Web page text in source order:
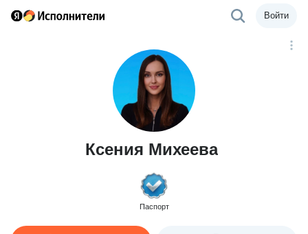
Войти
Ксения Михеева
Паспорт